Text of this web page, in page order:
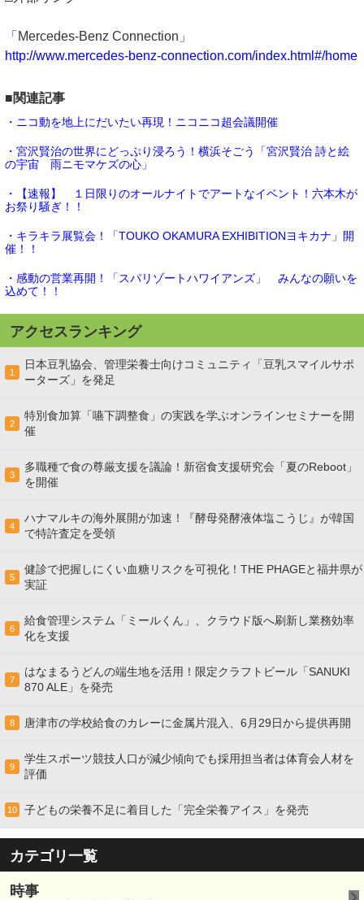
「Mercedes-Benz Connection」
http://www.mercedes-benz-connection.com/index.html#/home
■関連記事
・ニコ動を地上にだいたい再現！ニコニコ超会議開催
・宮沢賢治の世界にどっぷり浸ろう！横浜そごう「宮沢賢治 詩と絵
の宇宙 雨ニモマケズの心」
・【速報】 １日限りのオールナイトでアートなイベント！六本木が
お祭り騒ぎ！！
・キラキラ展覧会！「TOUKO OKAMURA EXHIBITIONヨキカナ」開
催！！
・感動の営業再開！「スパリゾートハワイアンズ」 みんなの願いを
込めて！！
アクセスランキング
1
日本豆乳協会、管理栄養士向けコミュニティ「豆乳スマイルサポ
ーターズ」を発足
2
特別食加算「嚥下調整食」の実践を学ぶオンラインセミナーを開
催
3
多職種で食の尊厳支援を議論！新宿食支援研究会「夏のReboot」
を開催
4
ハナマルキの海外展開が加速！『酵母発酵液体塩こうじ』が韓国
で特許査定を受領
5
健診で把握しにくい血糖リスクを可視化！THE PHAGEと福井県が
実証
6
給食管理システム「ミールくん」、クラウド版へ刷新し業務効率
化を支援
7
はなまるうどんの端生地を活用！限定クラフトビール「SANUKI
870 ALE」を発売
8 唐津市の学校給食のカレーに金属片混入、6月29日から提供再開
9
学生スポーツ競技人口が減少傾向でも採用担当者は体育会人材を
評価
10 子どもの栄養不足に着目した「完全栄養アイス」を発売
カテゴリ一覧
時事